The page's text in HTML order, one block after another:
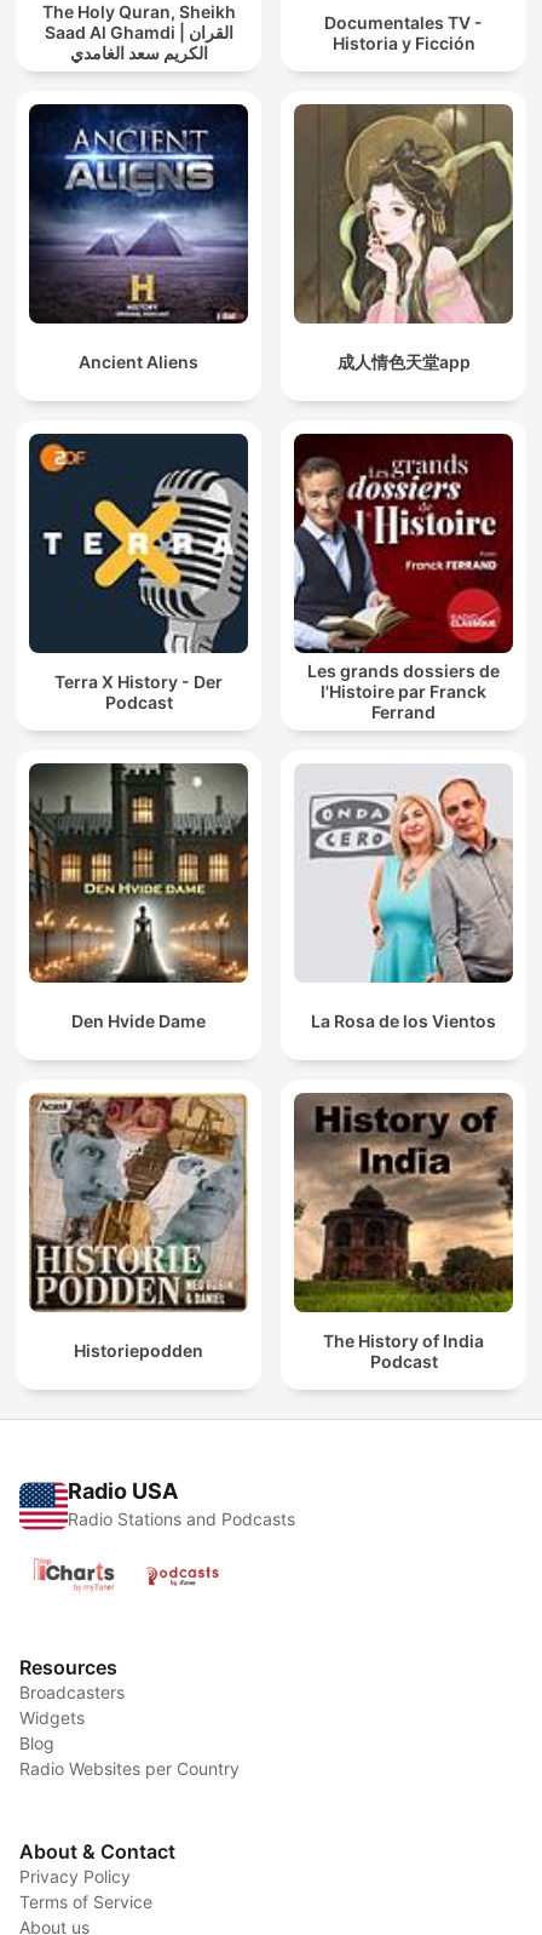
The Holy Quran, Sheikh
Saad Al Ghamdi | القران
الكريم سعد الغامدي
Documentales TV -
Historia y Ficción
Ancient Aliens 成人情色天堂app
Terra X History - Der
Podcast
Les grands dossiers de
l'Histoire par Franck
Ferrand
Den Hvide Dame La Rosa de los Vientos
Historiepodden
The History of India
Podcast
Radio USA
Radio Stations and Podcasts
Resources
Broadcasters
Widgets
Blog
Radio Websites per Country
About & Contact
Privacy Policy
Terms of Service
About us